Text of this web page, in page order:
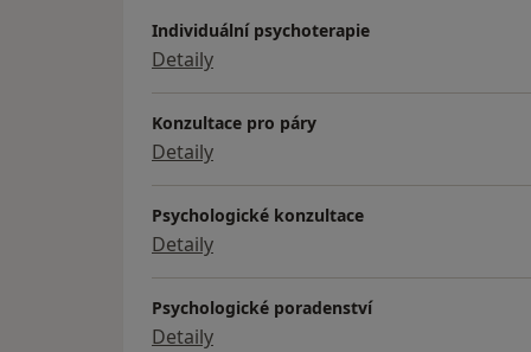
Individuální psychoterapie
Detaily
Konzultace pro páry
Detaily
Psychologické konzultace
Detaily
Psychologické poradenství
Detaily